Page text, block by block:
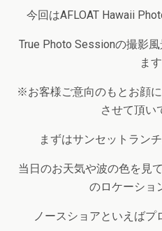
今回はAFLOAT Hawaii
True Photo Sessionの撮影
ま
※お客様ご意向のもとお顔
させて頂い
まずはサンセットラン
当日のお天気や波の色を見
のロケーショ
ノースショアといえばプ